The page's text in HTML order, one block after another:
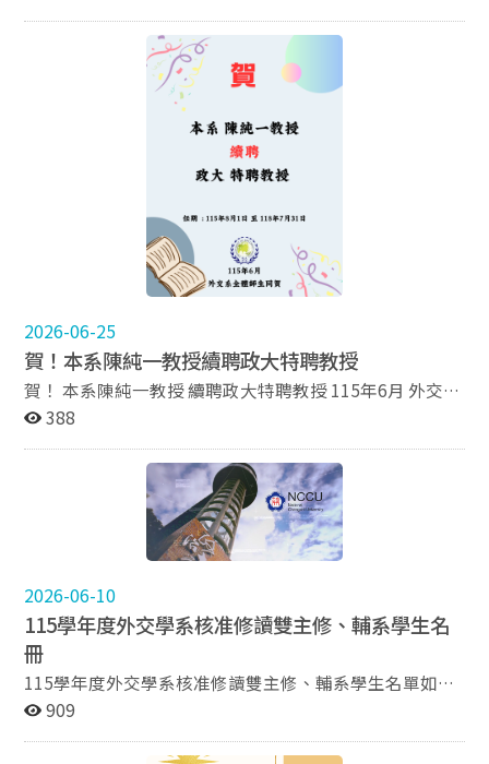
nx2/class?id=&classId=4M06B509D *比較外交政策(劉
德海教授) *戰略班開課
https://cpbae.nccu.edu.tw/cpbae-service-nx2/class?
id=&classId=4M06B509E *國際政治經濟學(張文楊教授)
nx2/class?id=&classId=4M06B509F 2.新生報名及選
課：自7/21-8/19，報名繳費後，於5個工作日內電子郵通
學分費：每學期5250*學分數 如對上述資訊及報名事宜
23419151#2311; pjchen2@nccu.edu.tw
覆後方的數字標籤（Citations）看原文件及學校正式行事
曆，以防AI記錯時間導致錯過截止日期！ 3. AI回覆僅供參
考：本智能助理回覆僅協助初步了解及快速參考用，正式
回答仍以助教信件回覆為準。 4. 畢業審查請找助教或註冊
組：AI僅能就現有資料進行回答。關於你是否符合畢業資
格，請務必以註冊組的審核為絕對標準！ ＊ 本智能助理
回覆內容僅供參考，不得作為日後相關爭議證明。 ＊ 若
dip50916@nccu.edu.tw，並同時附上提問及AI回覆內容
（可複製文字或截圖），因不同身分有不同解決方案，來
信時來信時請注意信件禮儀並須述明系級、學號、姓名、
身分別，並條列清楚想問的問題，以利助教了解問題並提
2026-06-25
賀！本系陳純一教授續聘政大特聘教授
賀！ 本系陳純一教授 續聘政大特聘教授 115年6月 外交系
全體師生 同賀
388
2026-06-10
115學年度外交學系核准修讀雙主修、輔系學生名
冊
115學年度外交學系核准修讀雙主修、輔系學生名單如附
件，歡迎各位加入外交系。 115學年度雙主修及輔系必修
909